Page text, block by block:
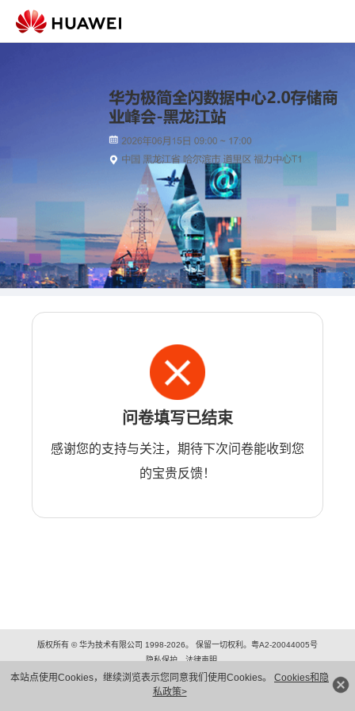
本站点使用Cookies，继续浏览表示您同意我们使用Cookies。 Cookies和隐
私政策>
问卷填写已结束
感谢您的支持与关注，期待下次问卷能收到您
的宝贵反馈！
版权所有 © 华为技术有限公司 1998-2026。 保留一切权利。粤A2-20044005号
隐私保护
法律声明